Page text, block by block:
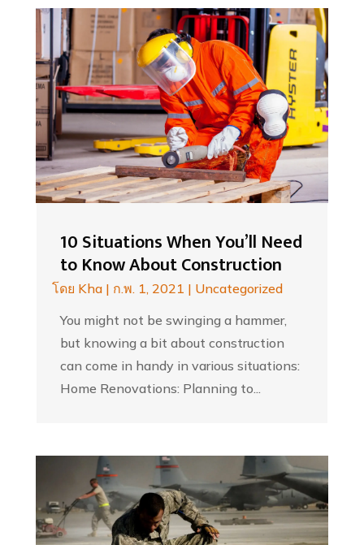
10 Situations When You’ll Need
to Know About Construction
โดย Kha| ก.พ. 1, 2021 | Uncategorized
You might not be swinging a hammer,
but knowing a bit about construction
can come in handy in various situations:
Home Renovations: Planning to...